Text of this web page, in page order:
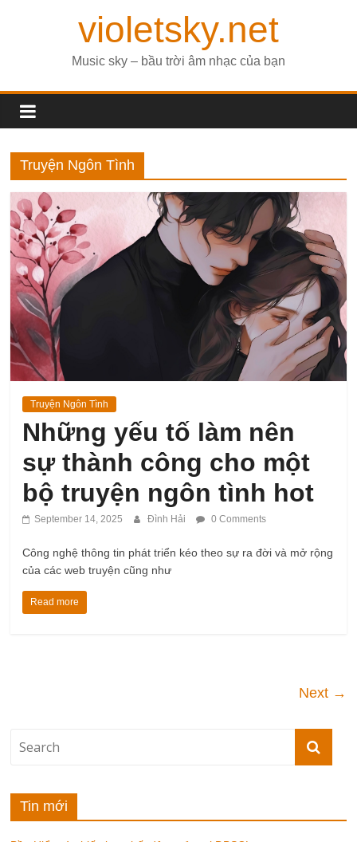
violetsky.net
Music sky – bầu trời âm nhạc của bạn
Truyện Ngôn Tình
Truyện Ngôn Tình
Những yếu tố làm nên
sự thành công cho một
bộ truyện ngôn tình hot
September 14, 2025 Đình Hải 0 Comments
Công nghệ thông tin phát triển kéo theo sự ra đời và mở rộng
của các web truyện cũng như
Read more
Next →
Tin mới